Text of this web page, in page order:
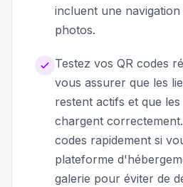
incluent une
photos.
Testez vos QR codes
vous assurer que les
restent actifs et que les
chargent
codes rapidement si
plateforme
galerie pour éviter de